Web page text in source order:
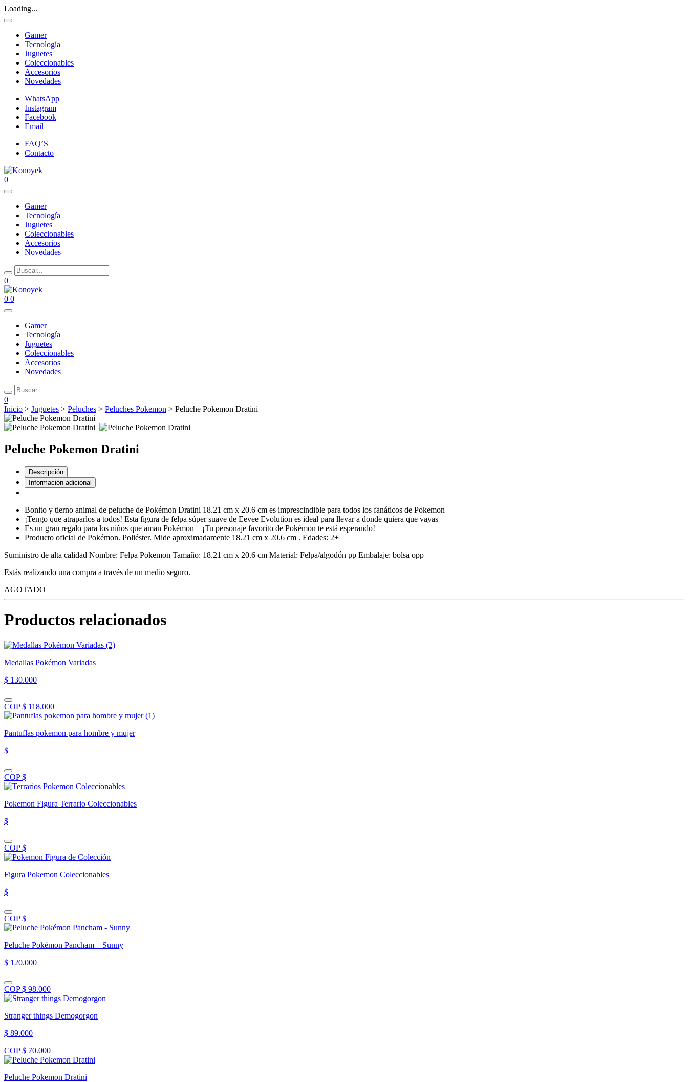
Loading...
Gamer
Tecnología
Juguetes
Coleccionables
Accesorios
Novedades
WhatsApp
Instagram
Facebook
Email
FAQ’S
Contacto
0
Gamer
Tecnología
Juguetes
Coleccionables
Accesorios
Novedades
0
0 0
Gamer
Tecnología
Juguetes
Coleccionables
Accesorios
Novedades
0
Inicio > Juguetes > Peluches > Peluches Pokemon > Peluche Pokemon Dratini
Peluche Pokemon Dratini
Descripción
Información adicional
Bonito y tierno animal de peluche de Pokémon Dratini 18.21 cm x 20.6 cm es imprescindible para todos los fanáticos de Pokemon
¡Tengo que atraparlos a todos! Esta figura de felpa súper suave de Eevee Evolution es ideal para llevar a donde quiera que vayas
Es un gran regalo para los niños que aman Pokémon – ¡Tu personaje favorito de Pokémon te está esperando!
Producto oficial de Pokémon. Poliéster. Mide aproximadamente 18.21 cm x 20.6 cm . Edades: 2+
Suministro de alta calidad Nombre: Felpa Pokemon Tamaño: 18.21 cm x 20.6 cm Material: Felpa/algodón pp Embalaje: bolsa opp
Estás realizando una compra a través de un medio seguro.
AGOTADO
Productos relacionados
Medallas Pokémon Variadas
$ 130.000
COP $ 118.000
Pantuflas pokemon para hombre y mujer
$
COP $
Pokemon Figura Terrario Coleccionables
$
COP $
Figura Pokemon Coleccionables
$
COP $
Peluche Pokémon Pancham – Sunny
$ 120.000
COP $ 98.000
Stranger things Demogorgon
$ 89.000
COP $ 70.000
Peluche Pokemon Dratini